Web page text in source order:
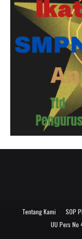
Tentang Kami SOP
UU Pers No